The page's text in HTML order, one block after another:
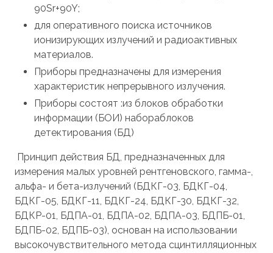
90Sr+90Y;
для оперативного поиска источников
ионизирующих излучений и радиоактивных
материалов.
Приборы предназначены для измерения
характеристик непрерывного излучения.
Приборы состоят :из блоков обработки
информации (БОИ) набораблоков
детектирования (БД)
Принцип действия БД, предназначенных для
измерения малых уровней рентгеновского, гамма-,
альфа- и бета-излучений (БДКГ-03, БДКГ-04,
БДКГ-05, БДКГ-11, БДКГ-24, БДКГ-30, БДКГ-32,
БДКР-01, БДПА-01, БДПА-02, БДПА-03, БДПБ-01,
БДПБ-02, БДПБ-03), основан на использовании
высокочувствительного метода сцинтилляционных